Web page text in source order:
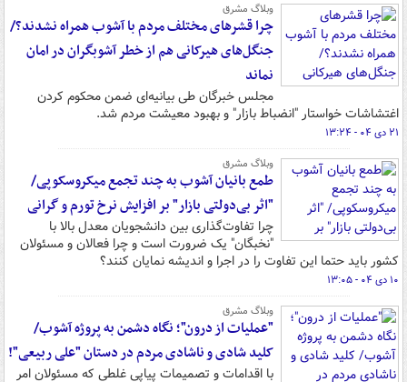
وبلاگ مشرق
چرا قشرهای مختلف مردم با آشوب همراه نشدند؟/
جنگل‌های هیرکانی هم از خطر آشوبگران در امان
نماند
مجلس خبرگان طی بیانیه‌ای ضمن محکوم کردن
اغتشاشات خواستار "انضباط بازار" و بهبود معیشت مردم شد.
۲۱ دی ۰۴ - ۱۳:۲۴
وبلاگ مشرق
طمع بانیان آشوب به چند تجمع میکروسکوپی/
"اثر بی‌دولتی بازار" بر افزایش نرخ تورم و گرانی
چرا تفاوت‌گذاری بین دانشجویان معدل بالا با
"نخبگان" یک ضرورت است و چرا فعالان و مسئولان
کشور باید حتما این تفاوت را در اجرا و اندیشه نمایان کنند؟
۱۰ دی ۰۴ - ۱۳:۰۵
وبلاگ مشرق
"عملیات از درون"؛ نگاه دشمن به پروژه آشوب/
کلید شادی و ناشادی مردم در دستان "علی ربیعی"!
با اقدامات و تصمیمات پیاپی غلطی که مسئولان امر